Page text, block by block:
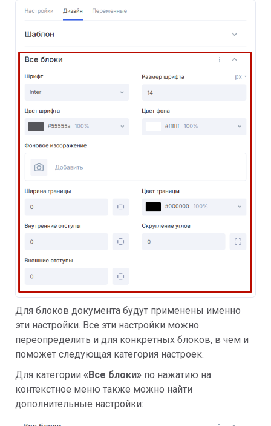
Для блоков документа будут применены именно
эти настройки. Все эти настройки можно
переопределить и для конкретных блоков, в чем и
поможет следующая категория настроек.
Для категории «Все блоки» по нажатию на
контекстное меню также можно найти
дополнительные настройки: